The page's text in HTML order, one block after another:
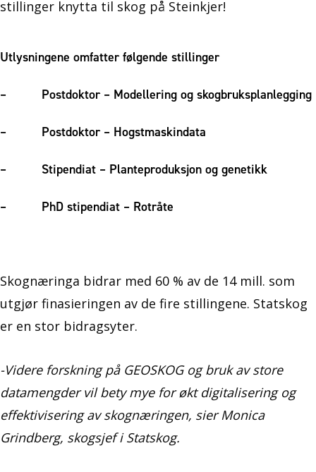
stillinger knytta til skog på Steinkjer!
Utlysningene omfatter følgende stillinger
– Postdoktor – Modellering og skogbruksplanlegging
– Postdoktor – Hogstmaskindata
– Stipendiat – Planteproduksjon og genetikk
– PhD stipendiat – Rotråte
Skognæringa bidrar med 60 % av de 14 mill. som
utgjør finasieringen av de fire stillingene. Statskog
er en stor bidragsyter.
-Videre forskning på GEOSKOG og bruk av store
datamengder vil bety mye for økt digitalisering og
effektivisering av skognæringen, sier Monica
Grindberg, skogsjef i Statskog.